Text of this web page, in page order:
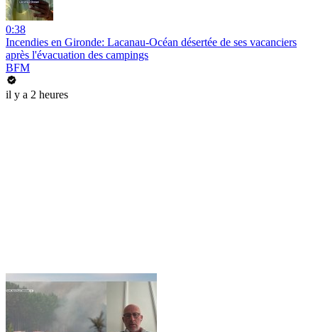
0:38
Incendies en Gironde: Lacanau-Océan désertée de ses vacanciers
après l'évacuation des campings
BFM
il y a 2 heures